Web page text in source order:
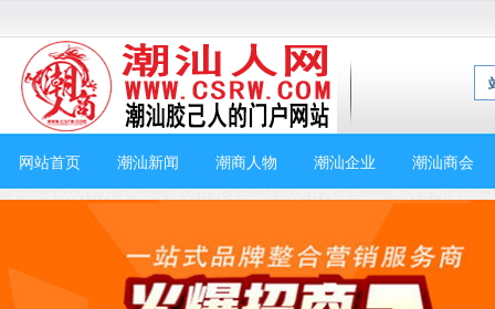
网站首页 潮汕新闻 潮商人物 潮汕企业 潮汕商会